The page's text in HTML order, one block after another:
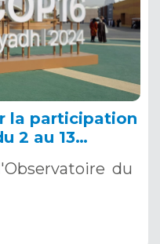
la participation
2 au 13
du